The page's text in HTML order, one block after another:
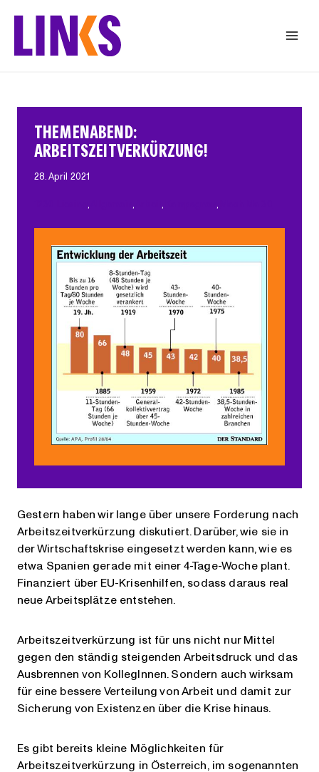
THEMENABEND:
ARBEITSZEITVERKÜRZUNG!
28. April 2021
, , , ,
Gestern haben wir lange über unsere Forderung nach
Arbeitszeitverkürzung diskutiert. Darüber, wie sie in
der Wirtschaftskrise eingesetzt werden kann, wie es
etwa Spanien gerade mit einer 4-Tage-Woche plant.
Finanziert über EU-Krisenhilfen, sodass daraus real
neue Arbeitsplätze entstehen.
Arbeitszeitverkürzung ist für uns nicht nur Mittel
gegen den ständig steigenden Arbeitsdruck und das
Ausbrennen von KollegInnen. Sondern auch wirksam
für eine bessere Verteilung von Arbeit und damit zur
Sicherung von Existenzen über die Krise hinaus.
Es gibt bereits kleine Möglichkeiten für
Arbeitszeitverkürzung in Österreich, im sogenannten